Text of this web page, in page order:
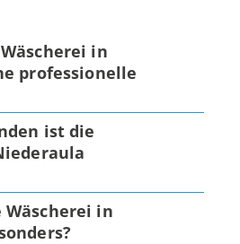
in
professionelle
ist die
Wäscherei in